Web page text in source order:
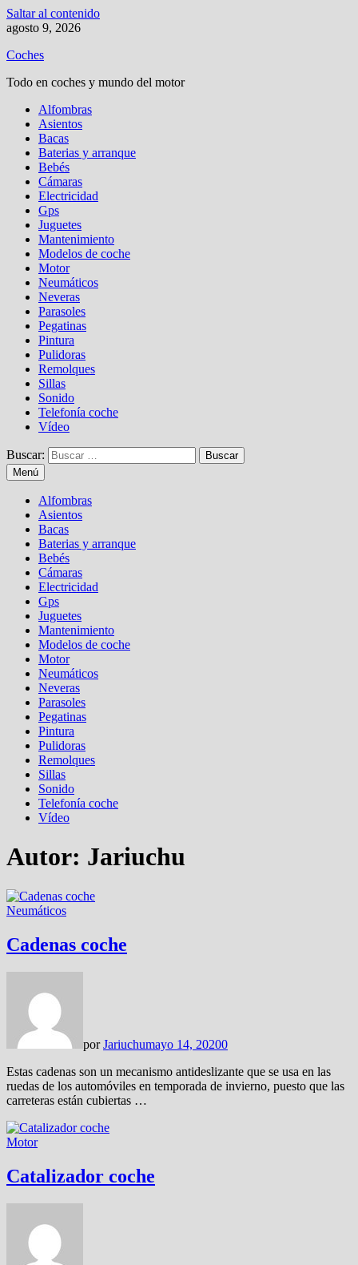
Saltar al contenido
agosto 9, 2026
Coches
Todo en coches y mundo del motor
Alfombras
Asientos
Bacas
Baterias y arranque
Bebés
Cámaras
Electricidad
Gps
Juguetes
Mantenimiento
Modelos de coche
Motor
Neumáticos
Neveras
Parasoles
Pegatinas
Pintura
Pulidoras
Remolques
Sillas
Sonido
Telefonía coche
Vídeo
Buscar:
Menú
Alfombras
Asientos
Bacas
Baterias y arranque
Bebés
Cámaras
Electricidad
Gps
Juguetes
Mantenimiento
Modelos de coche
Motor
Neumáticos
Neveras
Parasoles
Pegatinas
Pintura
Pulidoras
Remolques
Sillas
Sonido
Telefonía coche
Vídeo
Autor: Jariuchu
Neumáticos
Cadenas coche
porJariuchumayo 14, 20200
Estas cadenas son un mecanismo antideslizante que se usa en las
ruedas de los automóviles en temporada de invierno, puesto que las
carreteras están cubiertas …
Motor
Catalizador coche